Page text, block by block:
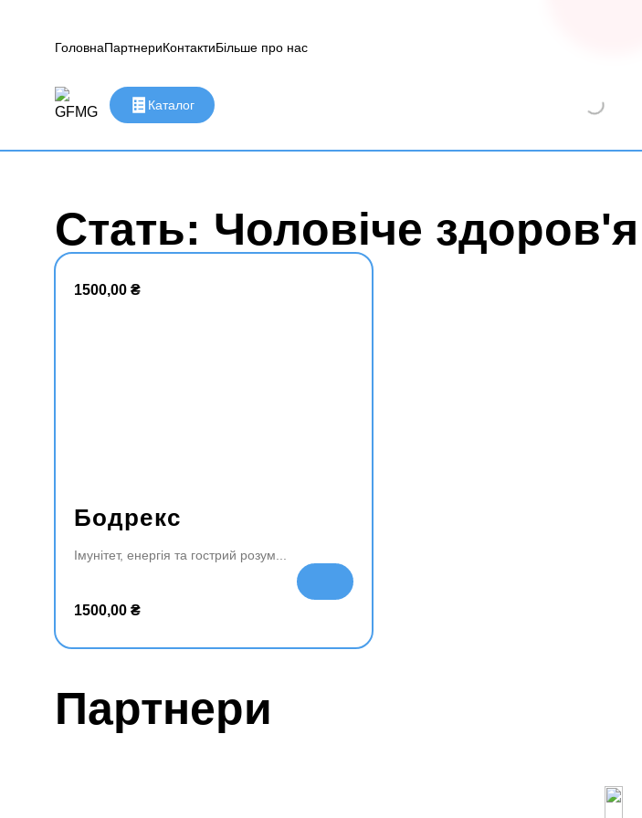
ГоловнаПартнериКонтактиБільше про нас
Каталог
Стать: Чоловіче здоров'я
1500,00 ₴
Бодрекс
Імунітет, енергія та гострий розум
1500,00 ₴
да
Партнери